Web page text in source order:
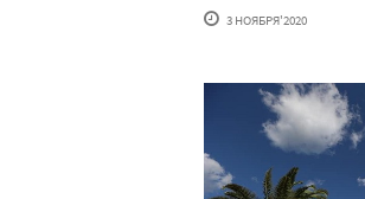
3 НОЯБРЯ'2020